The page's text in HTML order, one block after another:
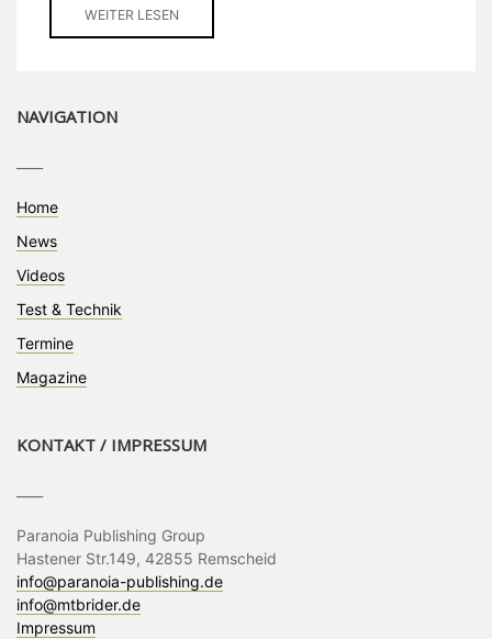
WEITER LESEN
NAVIGATION
Home
News
Videos
Test & Technik
Termine
Magazine
KONTAKT / IMPRESSUM
Paranoia Publishing Group
Hastener Str.149, 42855 Remscheid
info@paranoia-publishing.de
info@mtbrider.de
Impressum